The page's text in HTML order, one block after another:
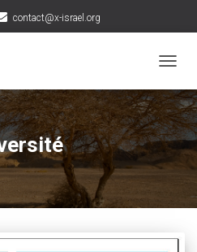
contact@x-israel.org